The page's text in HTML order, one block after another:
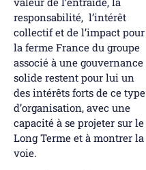
responsabilité, l’intérêt
collectif et de l’impact pour
la ferme France du groupe
associé à une gouvernance
solide restent pour lui un
des intérêts forts de ce type
d’organisation, avec une
capacité à se projeter sur le
Long Terme et à montrer la
voie.